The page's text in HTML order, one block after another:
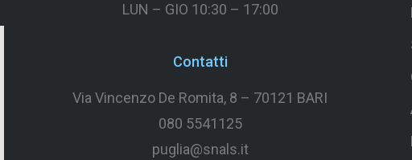
LUN – GIO 10:30 – 17:00
Contatti
Via Vincenzo De Romita, 8 – 70121 BARI
080 5541125
puglia@snals.it